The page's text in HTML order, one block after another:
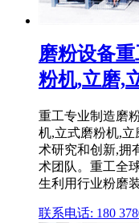
磨粉设备
粉机,立磨,
重工专业制造磨
机,立式磨粉机,
术研究和创新,拥
术团队。重工全
生利用行业粉磨
联系电话: 180